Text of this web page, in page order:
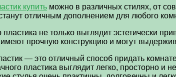
купить можно в различных стилях, от
отличным дополнением для любого
пластика не только выглядит эстетически
имеют прочную конструкцию и могут
— это отличный способ придать
пластика выглядит легко, просторно и